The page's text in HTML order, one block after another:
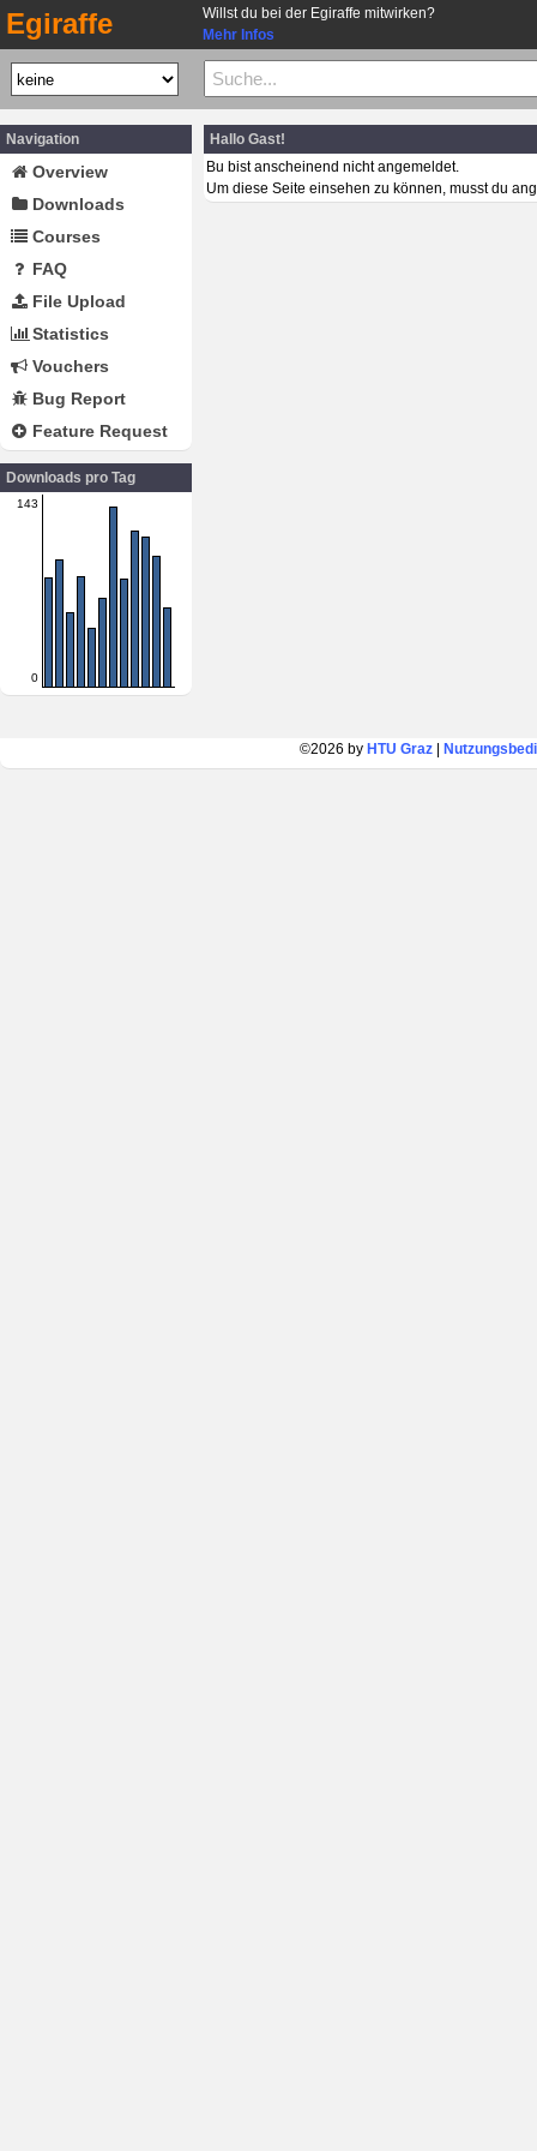
Egiraffe
Willst du bei der Egiraffe mitwirken?
Mehr Infos
Navigation
Overview
Downloads
Courses
FAQ
File Upload
Statistics
Vouchers
Bug Report
Feature Request
Downloads pro Tag
143
0
Hallo Gast!
Bu bist anscheinend nicht angemeldet.
Um diese Seite einsehen zu können, musst du
©2026 by HTU Graz|